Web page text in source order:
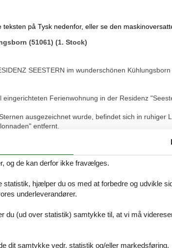
på Tysk nedenfor, eller se den
(51061) (1. Stock)
SEESTERN im wunderschönen Kühlungsborn
Ferienwohnung in der Residenz
ausgezeichnet wurde, befindet sich in ruhiger
entfernt.
Strandpromenade Deutschlands.
lädt zum Spazierengehen , Joggen, Nordic-
milde Reizklima in Kühlungsborn.
wohl fühlen.
mit dem Fahrstuhl oder über das Treppenhaus zu
Relax-Sessel, einem Kabel-TV-
og de kan derfor ikke fravælges.
hjælper du os med at forbedre og udvikle
underleverandører.
du (ud over statistik) samtykke til, at vi må
dit samtykke vedr. statistik og/eller markedsføring.